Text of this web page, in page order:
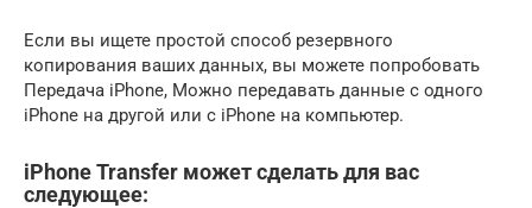
Если вы ищете простой способ резервного
копирования ваших данных, вы можете попробовать
Передача iPhone, Можно передавать данные с одного
iPhone на другой или с iPhone на компьютер.
iPhone Transfer может сделать для вас
следующее: